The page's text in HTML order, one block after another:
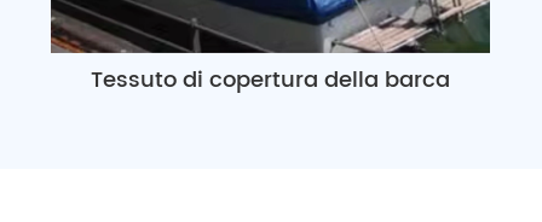
Tessuto di copertura della barca